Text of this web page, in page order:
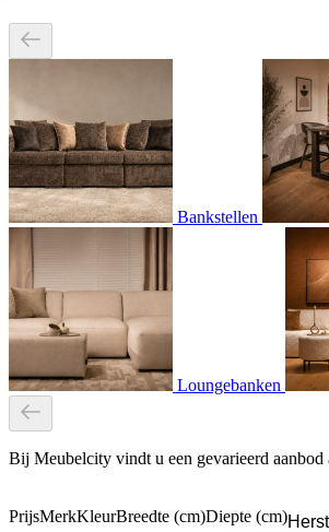
Bankstellen
Loungebanken
Bij Meubelcity vindt u een gevarieerd aanbod
PrijsMerkKleurBreedte (cm)Diepte (cm)